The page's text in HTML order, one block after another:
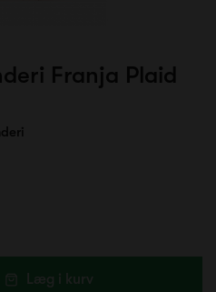
Franja Plaid
Læg i kurv